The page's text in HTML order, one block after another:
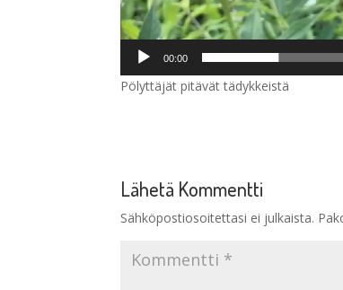
00:00
Pölyttäjät pitävät tädykkeistä
Lähetä Kommentti
Sähköpostiosoitettasi ei julkaista.